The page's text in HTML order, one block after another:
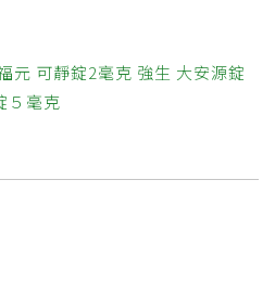
元 可靜錠2毫克 強生 大安源錠
５毫克